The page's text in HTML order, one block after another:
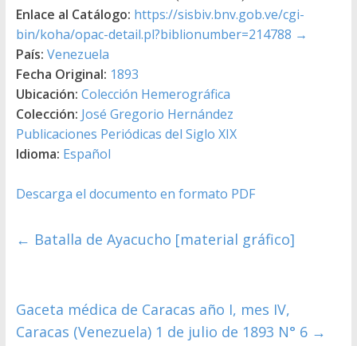
Enlace al Catálogo: https://sisbiv.bnv.gob.ve/cgi-
bin/koha/opac-detail.pl?biblionumber=214788 →
País: Venezuela
Fecha Original: 1893
Ubicación: Colección Hemerográfica
Colección: José Gregorio Hernández
Publicaciones Periódicas del Siglo XIX
Idioma: Español
Descarga el documento en formato PDF
← Batalla de Ayacucho [material gráfico]
Gaceta médica de Caracas año I, mes IV,
Caracas (Venezuela) 1 de julio de 1893 N° 6 →